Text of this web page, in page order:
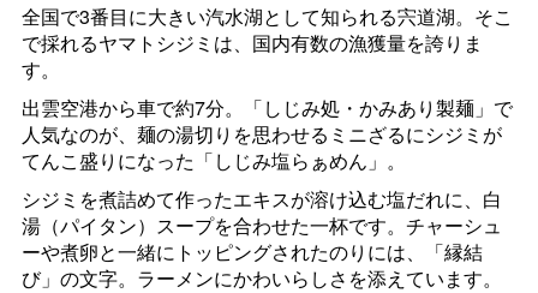
全国で3番目に大きい汽水湖として知られる宍道湖。そこ
で採れるヤマトシジミは、国内有数の漁獲量を誇りま
す。
出雲空港から車で約7分。「しじみ処・かみあり製麺」で
人気なのが、麺の湯切りを思わせるミニざるにシジミが
てんこ盛りになった「しじみ塩らぁめん」。
シジミを煮詰めて作ったエキスが溶け込む塩だれに、白
湯（パイタン）スープを合わせた一杯です。チャーシュ
ーや煮卵と一緒にトッピングされたのりには、「縁結
び」の文字。ラーメンにかわいらしさを添えています。